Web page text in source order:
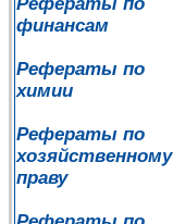
финансам
Рефераты по
химии
Рефераты по
хозяйственному
праву